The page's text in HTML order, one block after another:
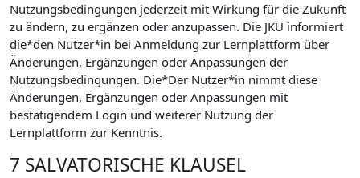
Nutzungsbedingungen jederzeit mit Wirkung für die Zukunft
zu ändern, zu ergänzen oder anzupassen. Die JKU informiert
die*den Nutzer*in bei Anmeldung zur Lernplattform über
Änderungen, Ergänzungen oder Anpassungen der
Nutzungsbedingungen. Die*Der Nutzer*in nimmt diese
Änderungen, Ergänzungen oder Anpassungen mit
bestätigendem Login und weiterer Nutzung der
Lernplattform zur Kenntnis.
7 SALVATORISCHE KLAUSEL